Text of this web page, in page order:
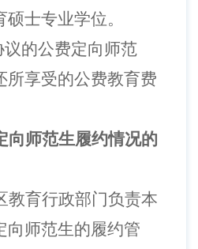
士专业学位。
议的公费定向师范
所享受的公费教育费
向师范生履约情况的
教育行政部门负责本
向师范生的履约管